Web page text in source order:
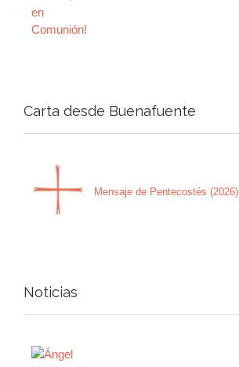
Carta desde Buenafuente
Mensaje de Pentecostés (2026)
Noticias